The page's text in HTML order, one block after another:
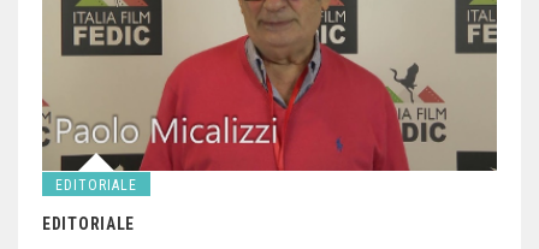
EDITORIALE
EDITORIALE